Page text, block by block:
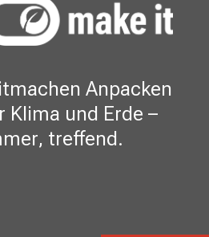
Anpacken
Klima und Erde –
treffend.